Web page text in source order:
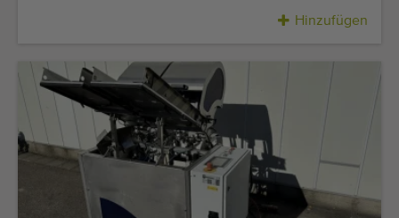
Hinzufügen